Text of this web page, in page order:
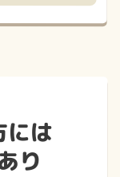
には
り